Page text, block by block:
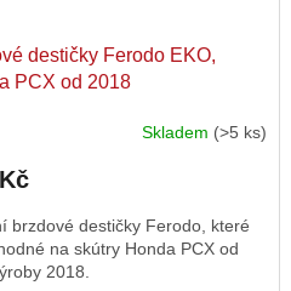
destičky Ferodo EKO,
PCX od 2018
Skladem (>5 ks)
brzdové destičky Ferodo, které
na skútry Honda PCX od
2018.